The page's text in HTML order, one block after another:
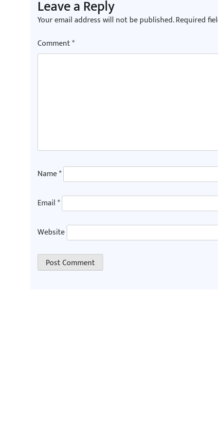
Leave a Reply
Your email address will not be published.Required
Comment*
Name*
Email*
Website